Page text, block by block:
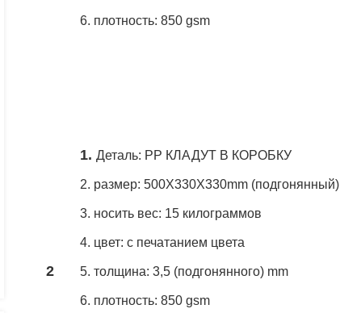
6. плотность: 850 gsm
2
1. Деталь: PP КЛАДУТ В КОРОБКУ
2. размер: 500X330X330mm (подгонянный)
3. носить вес: 15 килограммов
4. цвет: с печатанием цвета
5. толщина: 3,5 (подгонянного) mm
6. плотность: 850 gsm